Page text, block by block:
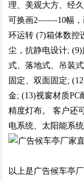
理、美观大方、经
可换画2——-10幅，
环运转 (7)箱体数控
尘，抗静电设计;
式、落地式、吊装
固定、双面固定;
金; (13)视窗材质
精度灯布。 客户还
电系统、太阳能系
以上是广告候车亭